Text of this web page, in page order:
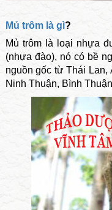
Mủ trôm là gì?
Mủ trômlà loại nhựa
(nhựa đào), nó có bề
nguồn gốc từ Thái
Ninh Thuận, Bình